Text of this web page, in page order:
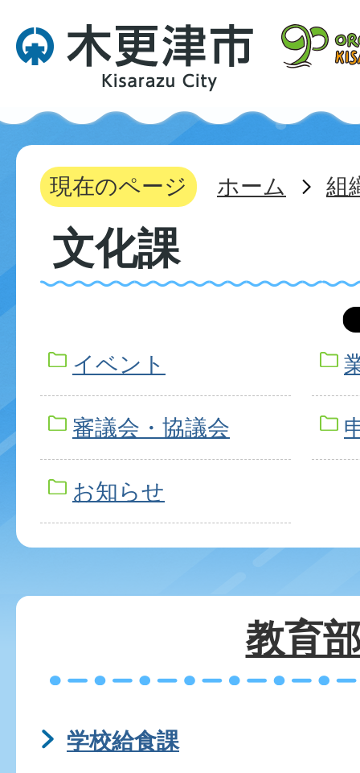
現在のページ ホーム 組
文化課
イベント
審議会・協議会
お知らせ
教育
学校給食課